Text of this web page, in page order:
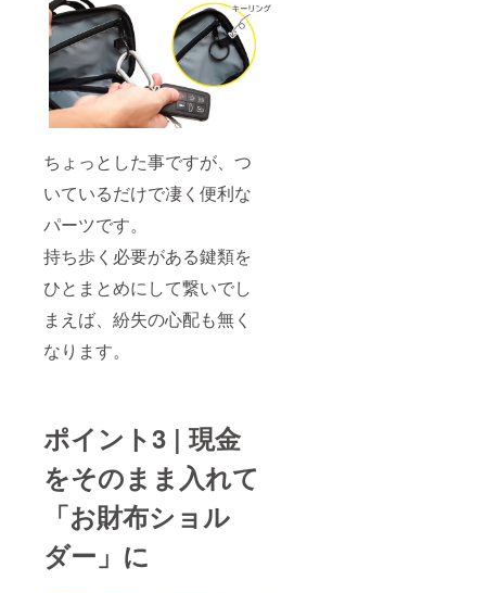
ちょっとした事ですが、つ
いているだけで凄く便利な
パーツです。
持ち歩く必要がある鍵類を
ひとまとめにして繋いでし
まえば、紛失の心配も無く
なります。
ポイント3 | 現金
をそのまま入れて
「お財布ショル
ダー」に